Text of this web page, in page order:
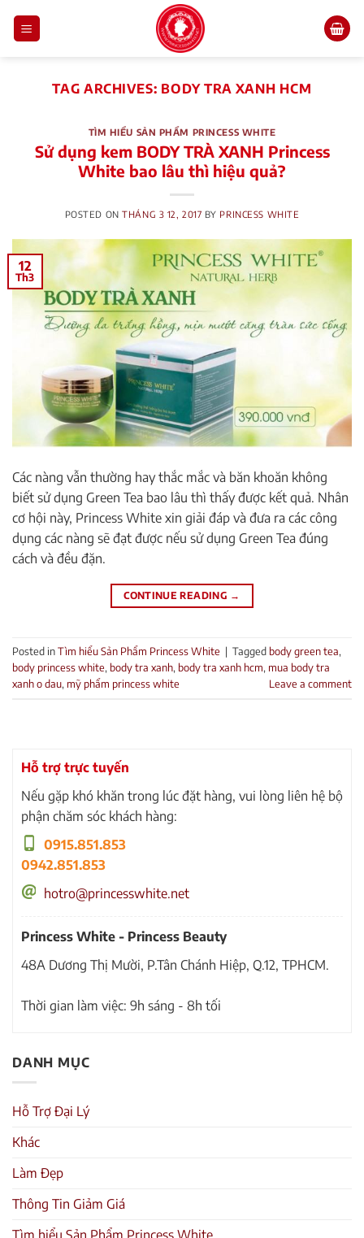
TAG ARCHIVES: BODY TRA XANH HCM
TÌM HIỂU SẢN PHẨM PRINCESS WHITE
Sử dụng kem BODY TRÀ XANH Princess
White bao lâu thì hiệu quả?
POSTED ONTHÁNG 3 12, 2017 BY PRINCESS WHITE
12
Th3
Các nàng vẫn thường hay thắc mắc và băn khoăn không
biết sử dụng Green Tea bao lâu thì thấy được kết quả. Nhân
cơ hội này, Princess White xin giải đáp và đưa ra các công
dụng các nàng sẽ đạt được nếu sử dụng Green Tea đúng
cách và đều đặn.
CONTINUE READING →
Posted inTìm hiểu Sản Phẩm Princess White | Tagged body green tea,
body princess white, body tra xanh, body tra xanh hcm, mua body tra
xanh o dau, mỹ phẩm princess white Leave a comment
Hỗ trợ trực tuyến
Nếu gặp khó khăn trong lúc đặt hàng, vui lòng liên hệ bộ
phận chăm sóc khách hàng:
0915.851.853
0942.851.853
hotro@princesswhite.net
Princess White - Princess Beauty
48A Dương Thị Mười, P.Tân Chánh Hiệp, Q.12, TPHCM.
Thời gian làm việc: 9h sáng - 8h tối
DANH MỤC
Hỗ Trợ Đại Lý
Khác
Làm Đẹp
Thông Tin Giảm Giá